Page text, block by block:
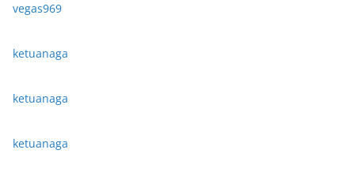
vegas969
ketuanaga
ketuanaga
ketuanaga